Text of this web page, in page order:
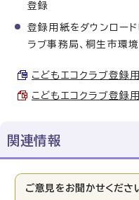
登録
登録用紙をダウンロード
ラブ事務局、桐生市環
こどもエコクラブ登
こどもエコクラブ登
関連情報
ご意見をお聞かせくださ